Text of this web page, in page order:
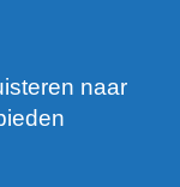
naar